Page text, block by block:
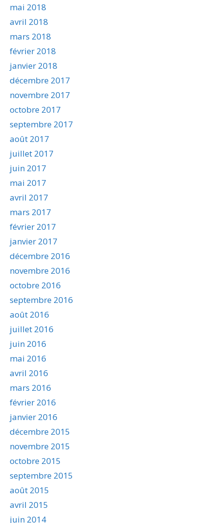
mai 2018
avril 2018
mars 2018
février 2018
janvier 2018
décembre 2017
novembre 2017
octobre 2017
septembre 2017
août 2017
juillet 2017
juin 2017
mai 2017
avril 2017
mars 2017
février 2017
janvier 2017
décembre 2016
novembre 2016
octobre 2016
septembre 2016
août 2016
juillet 2016
juin 2016
mai 2016
avril 2016
mars 2016
février 2016
janvier 2016
décembre 2015
novembre 2015
octobre 2015
septembre 2015
août 2015
avril 2015
juin 2014